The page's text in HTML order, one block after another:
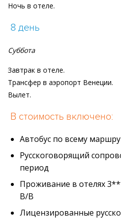
Ночь в отеле.
8 день
Суббота
Завтрак в отеле.
Трансфер в аэропорт Венеции.
Вылет.
В стоимость включено:
Автобус по всему
Русскоговорящий
период
Проживание в отелях
В/В
Лицензированные